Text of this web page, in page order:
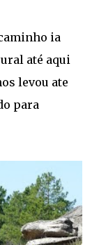
ia
até aqui
levou ate
para